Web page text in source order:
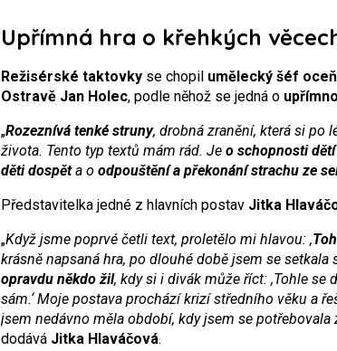
Upřímná hra o křehkých
Režisérské taktovky se chopil umělecký šéf
Ostravě Jan Holec, podle něhož se jedná o
„Rozeznívá tenké struny, drobná zranění, která si po
života. Tento typ textů mám rád. Je o schopnosti
děti dospěta o odpouštění a překonání strachu ze
Představitelka jedné z hlavních postav Jitka
„Když jsme poprvé četli text, proletělo mi hlavou: ,
krásně napsaná hra, po dlouhé době jsem se setkala
opravdu někdo žil, kdy si i divák může říct: ,Tohle se
sám.‘ Moje postava prochází krizí středního věku a
jsem nedávno měla období, kdy jsem se
dodává Jitka Hlaváčová.